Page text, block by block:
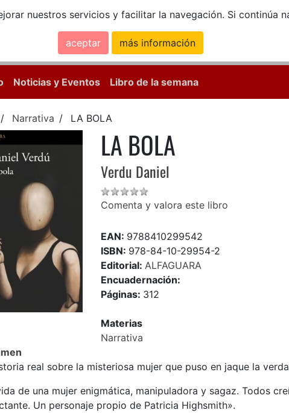
nuestros servicios y facilitar la navegación. Si continúa
aceptar más información
Noticias y Eventos Libro de la semana
Narrativa LA BOLA
LA BOLA
Verdu Daniel
Comenta y valora este libro
EAN: 9788410299542
ISBN: 978-84-10-29954-2
Editorial:ALFAGUARA
Encuadernación:
Páginas: 312
Materias
Narrativa
real sobre la misteriosa mujer que puso en jaque la
de una mujer enigmática, manipuladora y sagaz. Todos
Un personaje propio de Patricia Highsmith».